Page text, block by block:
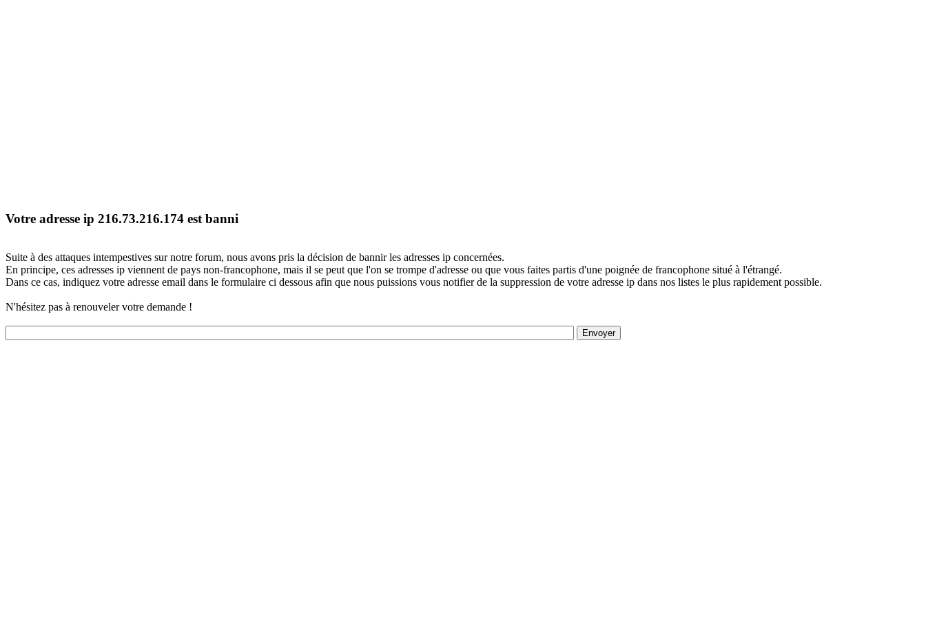
Votre adresse ip 216.73.216.174 est banni
Suite à des attaques intempestives sur notre forum, nous avons pris la décision de bannir les adresses ip concernées.
En principe, ces adresses ip viennent de pays non-francophone, mais il se peut que l'on se trompe d'adresse ou que vous faites partis d'une poignée de francophone situé à l'étrangé.
Dans ce cas, indiquez votre adresse email dans le formulaire ci dessous afin que nous puissions vous notifier de la suppression de votre adresse ip dans nos listes le plus rapidement possible.
N'hésitez pas à renouveler votre demande !